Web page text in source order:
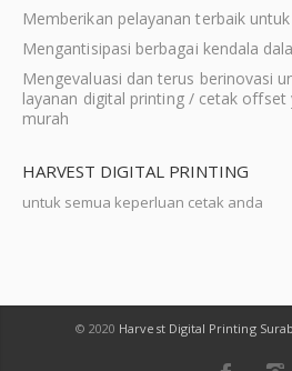
Memberikan pelayanan terbaik
Mengantisipasi berbagai kendala
Mengevaluasi dan terus berinovasi
layanan digital printing / cetak offset
murah
HARVEST DIGITAL PRINTING
untuk semua keperluan cetak anda
© 2020 Harvest Digital Printing